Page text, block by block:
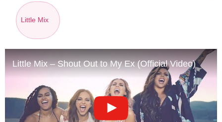
Little Mix
Little Mix – Shout Out to My Ex (Official Video)